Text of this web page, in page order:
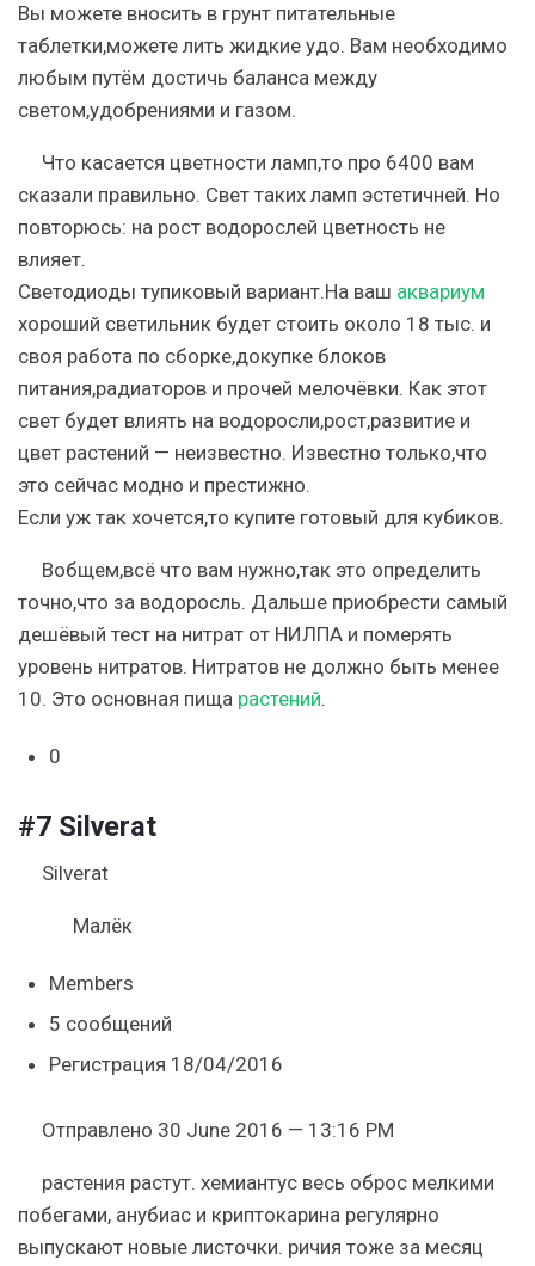
Вы можете вносить в грунт питательные
таблетки,можете лить жидкие удо. Вам необходимо
любым путём достичь баланса между
светом,удобрениями и газом.
Что касается цветности ламп,то про 6400 вам
сказали правильно. Свет таких ламп эстетичней. Но
повторюсь: на рост водорослей цветность не
влияет.
Светодиоды тупиковый вариант.На ваш аквариум
хороший светильник будет стоить около 18 тыс. и
своя работа по сборке,докупке блоков
питания,радиаторов и прочей мелочёвки. Как этот
свет будет влиять на водоросли,рост,развитие и
цвет растений — неизвестно. Известно только,что
это сейчас модно и престижно.
Если уж так хочется,то купите готовый для кубиков.
Вобщем,всё что вам нужно,так это определить
точно,что за водоросль. Дальше приобрести самый
дешёвый тест на нитрат от НИЛПА и померять
уровень нитратов. Нитратов не должно быть менее
10. Это основная пища растений.
0
#7 Silverat
Silverat
Малёк
Members
5 сообщений
Регистрация 18/04/2016
Отправлено 30 June 2016 — 13:16 PM
растения растут. хемиантус весь оброс мелкими
побегами, анубиас и криптокарина регулярно
выпускают новые листочки. ричия тоже за месяц